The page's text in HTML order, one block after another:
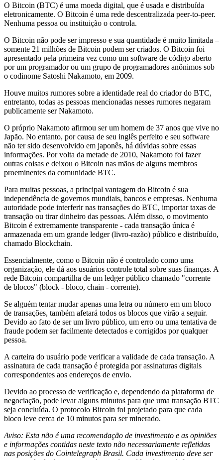
O Bitcoin (BTC) é uma moeda digital, que é usada e distribuída
eletronicamente. O Bitcoin é uma rede descentralizada peer-to-peer.
Nenhuma pessoa ou instituição o controla.
O Bitcoin não pode ser impresso e sua quantidade é muito limitada –
somente 21 milhões de Bitcoin podem ser criados. O Bitcoin foi
apresentado pela primeira vez como um software de código aberto
por um programador ou um grupo de programadores anônimos sob
o codinome Satoshi Nakamoto, em 2009.
Houve muitos rumores sobre a identidade real do criador do BTC,
entretanto, todas as pessoas mencionadas nesses rumores negaram
publicamente ser Nakamoto.
O próprio Nakamoto afirmou ser um homem de 37 anos que vive no
Japão. No entanto, por causa de seu inglês perfeito e seu software
não ter sido desenvolvido em japonês, há dúvidas sobre essas
informações. Por volta da metade de 2010, Nakamoto foi fazer
outras coisas e deixou o Bitcoin nas mãos de alguns membros
proeminentes da comunidade BTC.
Para muitas pessoas, a principal vantagem do Bitcoin é sua
independência de governos mundiais, bancos e empresas. Nenhuma
autoridade pode interferir nas transações do BTC, importar taxas de
transação ou tirar dinheiro das pessoas. Além disso, o movimento
Bitcoin é extremamente transparente - cada transação única é
armazenada em um grande ledger (livro-razão) público e distribuído,
chamado Blockchain.
Essencialmente, como o Bitcoin não é controlado como uma
organização, ele dá aos usuários controle total sobre suas finanças. A
rede Bitcoin compartilha de um ledger público chamado "corrente
de blocos" (block - bloco, chain - corrente).
Se alguém tentar mudar apenas uma letra ou número em um bloco
de transações, também afetará todos os blocos que virão a seguir.
Devido ao fato de ser um livro público, um erro ou uma tentativa de
fraude podem ser facilmente detectados e corrigidos por qualquer
pessoa.
A carteira do usuário pode verificar a validade de cada transação. A
assinatura de cada transação é protegida por assinaturas digitais
correspondentes aos endereços de envio.
Devido ao processo de verificação e, dependendo da plataforma de
negociação, pode levar alguns minutos para que uma transação BTC
seja concluída. O protocolo Bitcoin foi projetado para que cada
bloco leve cerca de 10 minutos para ser minerado.
Aviso: Esta não é uma recomendação de investimento e as opiniões
e informações contidas neste texto não necessariamente refletidas
nas posições do Cointelegraph Brasil. Cada investimento deve ser